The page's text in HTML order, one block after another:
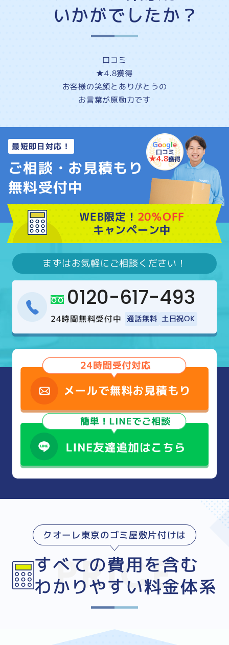
いかがでしたか？
口コミ
★4.8獲得
お客様の笑顔とありがとうの
お言葉が原動力です
最短即日対応！
ご相談・お見積もり
無料受付中
口コミ
★4.8獲得
WEB限定！ 20％OFF
キャンペーン中
まずはお気軽にご相談ください！
0120-617-493
24時間無料受付中 通話無料 土日祝OK
クオーレ東京のゴミ屋敷片付けは
すべての費用を含む
わかりやすい料金体系